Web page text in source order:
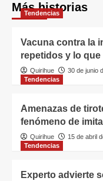
Más historias
Tendencias
Vacuna contra la
repetidos y lo
Quirihue 30 de junio
Tendencias
Amenazas de
fenómeno de
Quirihue 15 de abril
Tendencias
Experto advierte